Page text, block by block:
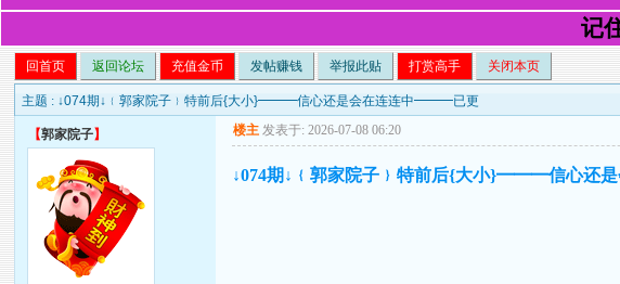
记
回首页 返回论坛 充值金币 发帖赚钱 举报此贴 打赏高手 关闭本页
主题 : ↓074期↓﹛郭家院子﹜特前后{大小}━━━信心还是会在连连中━━━已更
【郭家院子】 楼主 发表于: 2026-07-08 06:20
↓074期↓﹛郭家院子﹜特前后{大小}━━━信心还